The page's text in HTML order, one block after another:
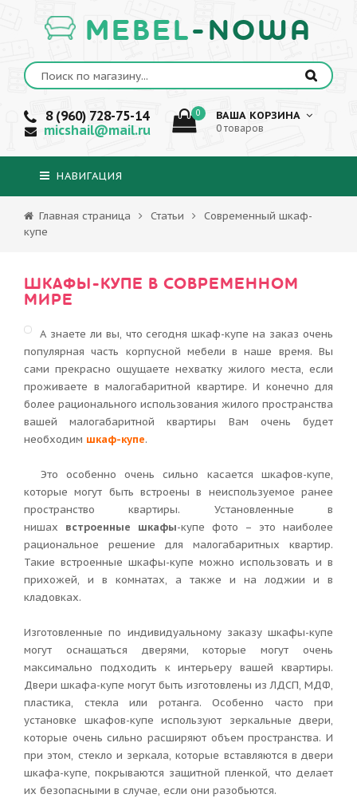
MEBEL-NOWA
8 (960) 728-75-14
micshail@mail.ru
0 ВАША КОРЗИНА
0 товаров
НАВИГАЦИЯ
Главная страница Статьи
Современный шкаф-
купе
ШКАФЫ-КУПЕ В СОВРЕМЕННОМ
МИРЕ
А знаете ли вы, что сегодня шкаф-купе на заказ очень
популярная часть корпусной мебели в наше время. Вы
сами прекрасно ощущаете нехватку жилого места, если
проживаете в малогабаритной квартире. И конечно для
более рационального использования жилого пространства
вашей малогабаритной квартиры Вам очень будет
необходим шкаф-купе.
Это особенно очень сильно касается шкафов-купе,
которые могут быть встроены в неиспользуемое ранее
пространство квартиры. Установленные в
нишах встроенные шкафы-купе фото – это наиболее
рациональное решение для малогабаритных квартир.
Такие встроенные шкафы-купе можно использовать и в
прихожей, и в комнатах, а также и на лоджии и в
кладовках.
Изготовленные по индивидуальному заказу шкафы-купе
могут оснащаться дверями, которые могут очень
максимально подходить к интерьеру вашей квартиры.
Двери шкафа-купе могут быть изготовлены из ЛДСП, МДФ,
пластика, стекла или ротанга. Особенно часто при
установке шкафов-купе используют зеркальные двери,
которые очень сильно расширяют объем пространства. И
при этом, стекло и зеркала, которые вставляются в двери
шкафа-купе, покрываются защитной пленкой, что делает
их безопасными в случае, если они разобьются.